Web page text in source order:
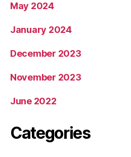
May 2024
January 2024
December 2023
November 2023
June 2022
Categories